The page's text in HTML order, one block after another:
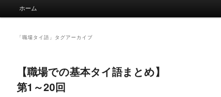
ホーム
「職場タイ語 」タグアーカイブ
【職場での基本タイ語まとめ】
第1～20回